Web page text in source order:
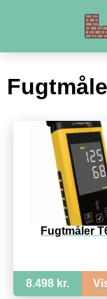
Fugtmåler
8.498 kr.